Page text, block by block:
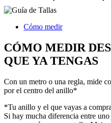
Cómo medir
CÓMO MEDIR
QUE YA TENGAS
Con un metro o una regla, mide
por el centro del anillo*
*Tu anillo y el que vayas a
Si hay mucha diferencia entre